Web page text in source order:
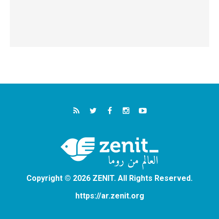
Copyright © 2026 ZENIT. All Rights Reserved.
https://ar.zenit.org